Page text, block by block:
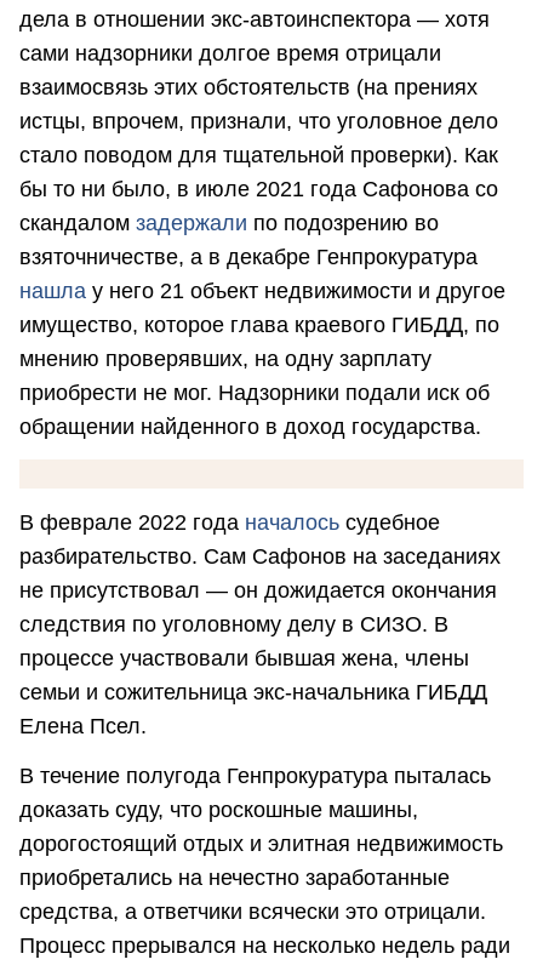
дела в отношении экс-автоинспектора — хотя
сами надзорники долгое время отрицали
взаимосвязь этих обстоятельств (на прениях
истцы, впрочем, признали, что уголовное дело
стало поводом для тщательной проверки). Как
бы то ни было, в июле 2021 года Сафонова со
скандалом задержали по подозрению во
взяточничестве, а в декабре Генпрокуратура
нашла у него 21 объект недвижимости и другое
имущество, которое глава краевого ГИБДД, по
мнению проверявших, на одну зарплату
приобрести не мог. Надзорники подали иск об
обращении найденного в доход государства.
В феврале 2022 года началось судебное
разбирательство. Сам Сафонов на заседаниях
не присутствовал — он дожидается окончания
следствия по уголовному делу в СИЗО. В
процессе участвовали бывшая жена, члены
семьи и сожительница экс-начальника ГИБДД
Елена Псел.
В течение полугода Генпрокуратура пыталась
доказать суду, что роскошные машины,
дорогостоящий отдых и элитная недвижимость
приобретались на нечестно заработанные
средства, а ответчики всячески это отрицали.
Процесс прерывался на несколько недель ради